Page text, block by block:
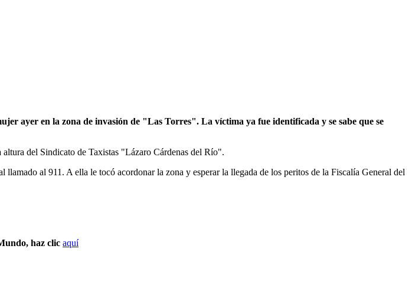
ayer en la zona de invasión de "Las Torres". La víctima ya fue identificada y se sabe que se
del Sindicato de Taxistas "Lázaro Cárdenas del Río".
al 911. A ella le tocó acordonar la zona y esperar la llegada de los peritos de la Fiscalía General del
haz clic aquí